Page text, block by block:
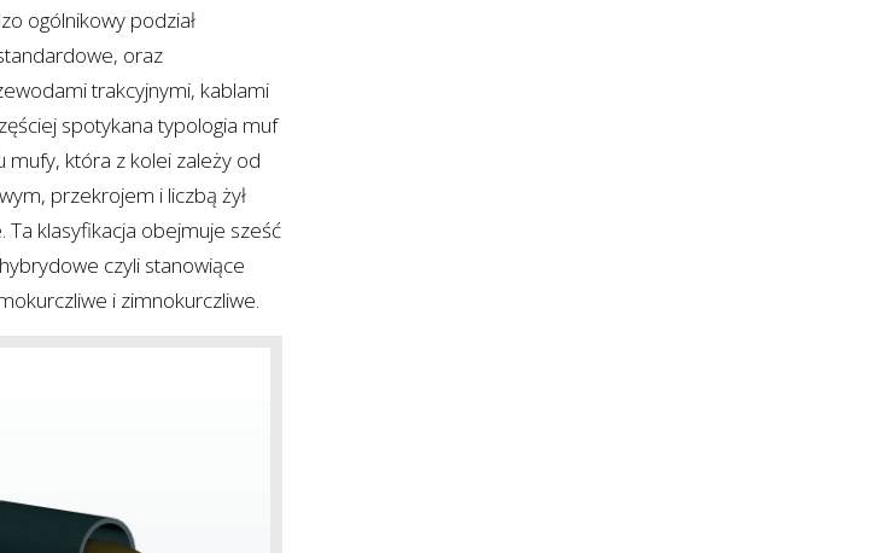
ogólnikowy podział
oraz
trakcyjnymi, kablami
spotykana typologia muf
mufy, która z kolei zależy od
przekrojem i liczbą żył
Ta klasyfikacja obejmuje sześć
czyli stanowiące
i zimnokurczliwe.